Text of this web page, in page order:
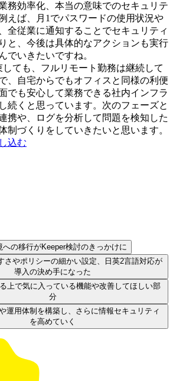
務効率化、本当の意味でのセキュリテ
えば、月1でパスワードの使用状況や
全従業に通知することでセキュリティ
と、今後は具体的なアクションも実行
でいきたいですね。
しても、フルリモート勤務は継続して
、自宅からでもオフィスと同様の利便
でも安心して業務できる社内インフラ
続くと思っています。次のフェーズと
携や、ログを分析して問題を検知した
制づくりをしていきたいと思います。
込む
への移行がKeeper検討のきっかけに
さやポリシーの細かい設定、日英2言語対応が
導入の決め手になった
上で気に入っている機能や改善してほしい部
分
運用体制を構築し、さらに情報セキュリティ
を高めていく